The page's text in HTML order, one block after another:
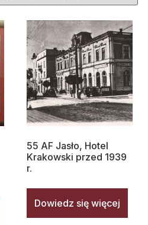
55 AF Jasło, Hotel
Krakowski przed 1939
r.
Dowiedz się więcej